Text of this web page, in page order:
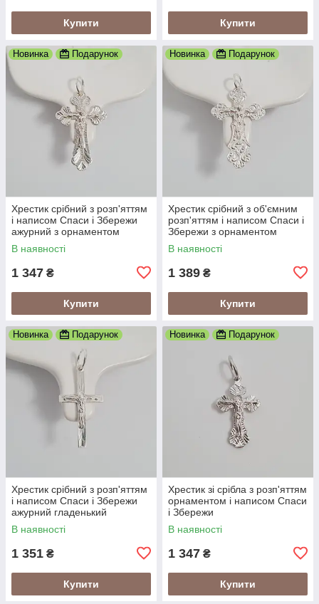
Купити Купити
Новинка Подарунок
Хрестик срібний з розп'яттям
і написом Спаси і Збережи
ажурний з орнаментом
В наявності
1 347 ₴
Купити
Новинка Подарунок
Хрестик срібний з об'ємним
розп'яттям і написом Спаси і
Збережи з орнаментом
В наявності
1 389 ₴
Купити
Новинка Подарунок
Хрестик срібний з розп'яттям
і написом Спаси і Збережи
ажурний гладенький
В наявності
1 351 ₴
Купити
Новинка Подарунок
Хрестик зі срібла з розп'яттям
орнаментом і написом Спаси
і Збережи
В наявності
1 347 ₴
Купити